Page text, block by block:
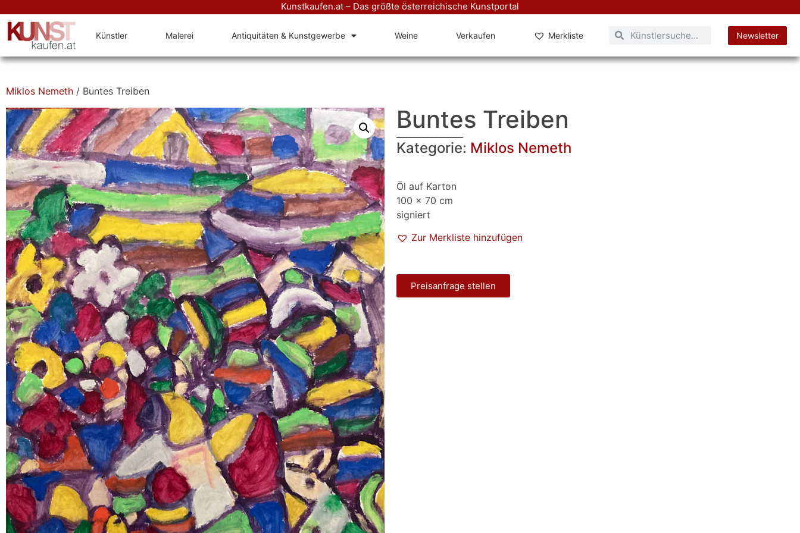
Kunstkaufen.at – Das größte österreichische Kunstportal
Künstler Malerei Antiquitäten & Kunstgewerbe Weine Verkaufen Merkliste Newsletter
Miklos Nemeth / Buntes Treiben
Buntes Treiben
Kategorie: Miklos Nemeth
Öl auf Karton
100 x 70 cm
signiert
Zur Merkliste hinzufügen
Preisanfrage stellen